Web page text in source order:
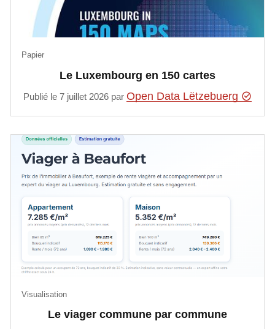
Le Luxembourg en 150 cartes
Papier
Publié le 7 juillet 2026 par Open Data Lëtzebuerg
Le viager commune par commune
Visualisation